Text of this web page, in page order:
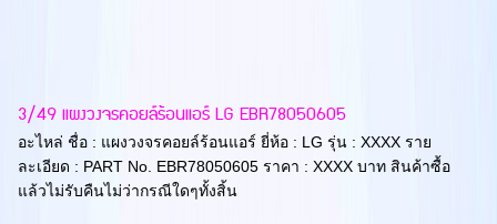
3/49 แผงวงจรคอยล์ร้อนแอร์ LG EBR78050605
อะไหล่ ชื่อ : แผงวงจรคอยล์ร้อนแอร์ ยี่ห้อ : LG รุ่น : XXXX ราย
ละเอียด : PART No. EBR78050605 ราคา : XXXX บาท สินค้าซื้อ
แล้วไม่รับคืนไม่ว่ากรณีใดๆทั้งสิ้น